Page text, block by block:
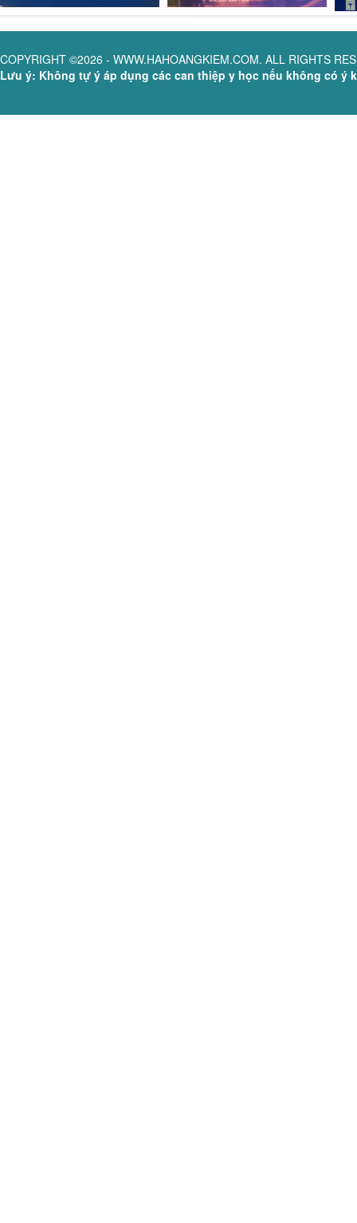
COPYRIGHT ©2026 - WWW.HAHOANGKIEM.COM. ALL RIGHTS
Lưu ý: Không tự ý áp dụng các can thiệp y học nếu không có ý